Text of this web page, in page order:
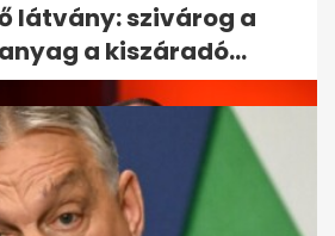
látvány: szivárog a
a kiszáradó...